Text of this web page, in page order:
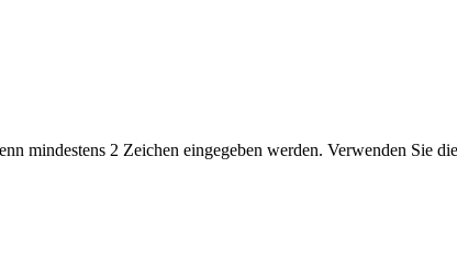
mindestens 2 Zeichen eingegeben werden. Verwenden Sie